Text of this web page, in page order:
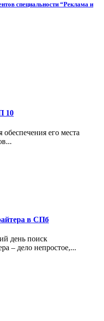
специальности “Реклама и
10
его места
в СПб
день поиск
– дело непростое,...